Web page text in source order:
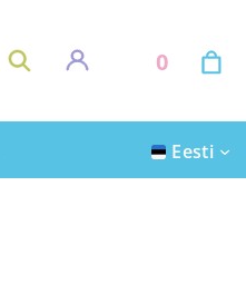
0
Eesti